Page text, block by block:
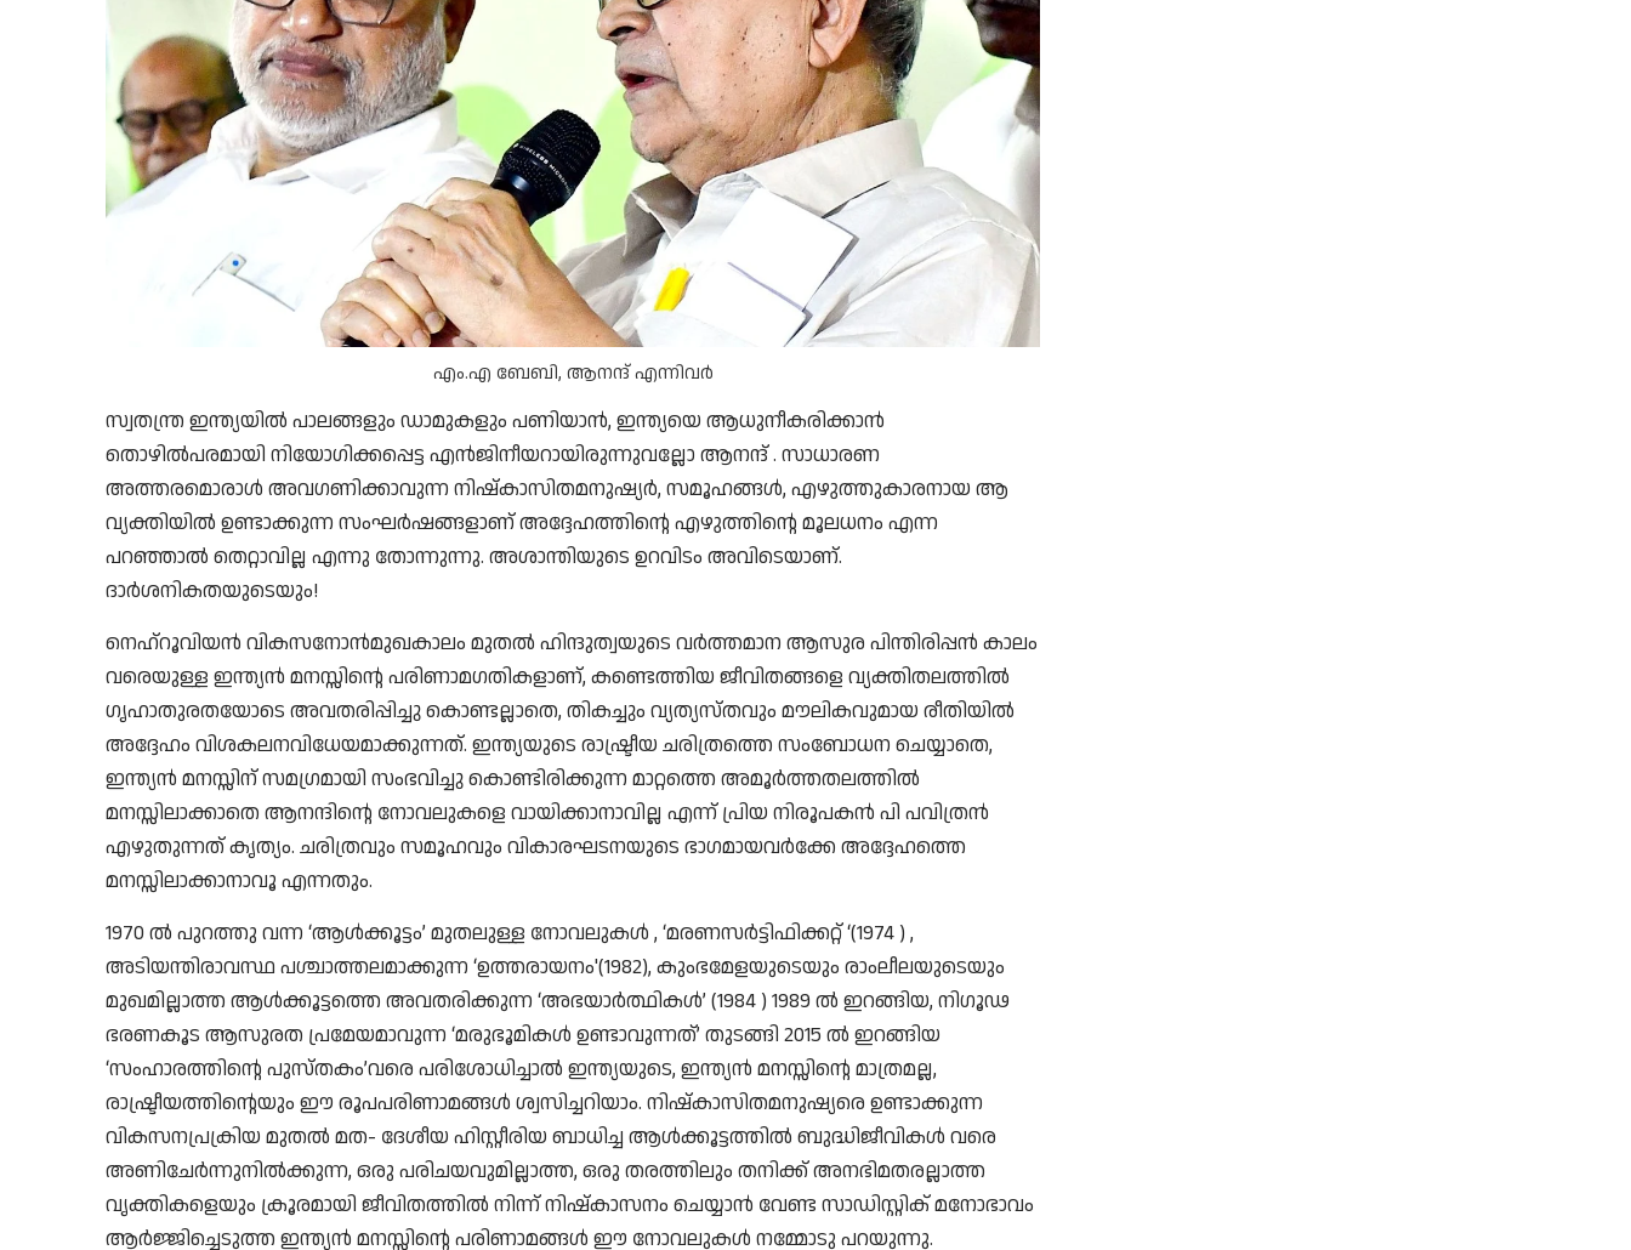
എം.എ ബേബി, ആനന്ദ് എന്നിവർ
സ്വതന്ത്ര ഇന്ത്യയിൽ പാലങ്ങളും ഡാമുകളും പണിയാൻ, ഇന്ത്യയെ ആധുനീകരിക്കാൻ
തൊഴിൽപരമായി നിയോഗിക്കപ്പെട്ട എൻജിനീയറായിരുന്നുവല്ലോ ആനന്ദ് . സാധാരണ
അത്തരമൊരാൾ അവഗണിക്കാവുന്ന നിഷ്കാസിതമനുഷ്യർ, സമൂഹങ്ങൾ, എഴുത്തുകാരനായ ആ
വ്യക്തിയിൽ ഉണ്ടാക്കുന്ന സംഘർഷങ്ങളാണ് അദ്ദേഹത്തിൻ്റെ എഴുത്തിൻ്റെ മൂലധനം എന്ന
പറഞ്ഞാൽ തെറ്റാവില്ല എന്നു തോന്നുന്നു. അശാന്തിയുടെ ഉറവിടം അവിടെയാണ്.
ദാർശനികതയുടെയും!
നെഹ്റൂവിയൻ വികസനോൻമുഖകാലം മുതൽ ഹിന്ദുത്വയുടെ വർത്തമാന ആസുര പിന്തിരിപ്പൻ കാലം
വരെയുള്ള ഇന്ത്യൻ മനസ്സിൻ്റെ പരിണാമഗതികളാണ്, കണ്ടെത്തിയ ജീവിതങ്ങളെ വ്യക്തിതലത്തിൽ
ഗൃഹാതുരതയോടെ അവതരിപ്പിച്ചു കൊണ്ടല്ലാതെ, തികച്ചും വ്യത്യസ്തവും മൗലികവുമായ രീതിയിൽ
അദ്ദേഹം വിശകലനവിധേയമാക്കുന്നത്. ഇന്ത്യയുടെ രാഷ്ട്രീയ ചരിത്രത്തെ സംബോധന ചെയ്യാതെ,
ഇന്ത്യൻ മനസ്സിന് സമഗ്രമായി സംഭവിച്ചു കൊണ്ടിരിക്കുന്ന മാറ്റത്തെ അമൂർത്തതലത്തിൽ
മനസ്സിലാക്കാതെ ആനന്ദിൻ്റെ നോവലുകളെ വായിക്കാനാവില്ല എന്ന് പ്രിയ നിരൂപകൻ പി പവിത്രൻ
എഴുതുന്നത് കൃത്യം. ചരിത്രവും സമൂഹവും വികാരഘടനയുടെ ഭാഗമായവർക്കേ അദ്ദേഹത്തെ
മനസ്സിലാക്കാനാവൂ എന്നതും.
1970 ൽ പുറത്തു വന്ന ‘ആൾക്കൂട്ടം’ മുതലുള്ള നോവലുകൾ , ‘മരണസർട്ടിഫിക്കറ്റ് ‘(1974 ) ,
അടിയന്തിരാവസ്ഥ പശ്ചാത്തലമാക്കുന്ന ‘ഉത്തരായനം'(1982), കുംഭമേളയുടെയും രാംലീലയുടെയും
മുഖമില്ലാത്ത ആൾക്കൂട്ടത്തെ അവതരിക്കുന്ന ‘അഭയാർത്ഥികൾ’ (1984 ) 1989 ൽ ഇറങ്ങിയ, നിഗൂഢ
ഭരണകൂട ആസുരത പ്രമേയമാവുന്ന ‘മരുഭൂമികൾ ഉണ്ടാവുന്നത്’ തുടങ്ങി 2015 ൽ ഇറങ്ങിയ
‘സംഹാരത്തിൻ്റെ പുസ്തകം’വരെ പരിശോധിച്ചാൽ ഇന്ത്യയുടെ, ഇന്ത്യൻ മനസ്സിൻ്റെ മാത്രമല്ല,
രാഷ്ട്രീയത്തിൻ്റെയും ഈ രൂപപരിണാമങ്ങൾ ശ്വസിച്ചറിയാം. നിഷ്കാസിതമനുഷ്യരെ ഉണ്ടാക്കുന്ന
വികസനപ്രക്രിയ മുതൽ മത- ദേശീയ ഹിസ്റ്റീരിയ ബാധിച്ച ആൾക്കൂട്ടത്തിൽ ബുദ്ധിജീവികൾ വരെ
അണിചേർന്നുനിൽക്കുന്ന, ഒരു പരിചയവുമില്ലാത്ത, ഒരു തരത്തിലും തനിക്ക് അനഭിമതരല്ലാത്ത
വൃക്തികളെയും ക്രൂരമായി ജീവിതത്തിൽ നിന്ന് നിഷ്കാസനം ചെയ്യാൻ വേണ്ട സാഡിസ്റ്റിക് മനോഭാവം
ആർജ്ജിച്ചെടുത്ത ഇന്ത്യൻ മനസ്സിൻ്റെ പരിണാമങ്ങൾ ഈ നോവലുകൾ നമ്മോടു പറയുന്നു.